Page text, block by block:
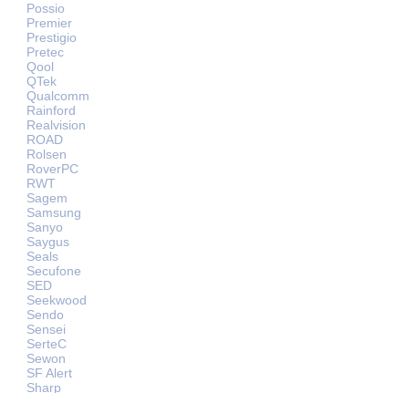
Possio
Premier
Prestigio
Pretec
Qool
QTek
Qualcomm
Rainford
Realvision
ROAD
Rolsen
RoverPC
RWT
Sagem
Samsung
Sanyo
Saygus
Seals
Secufone
SED
Seekwood
Sendo
Sensei
SerteC
Sewon
SF Alert
Sharp